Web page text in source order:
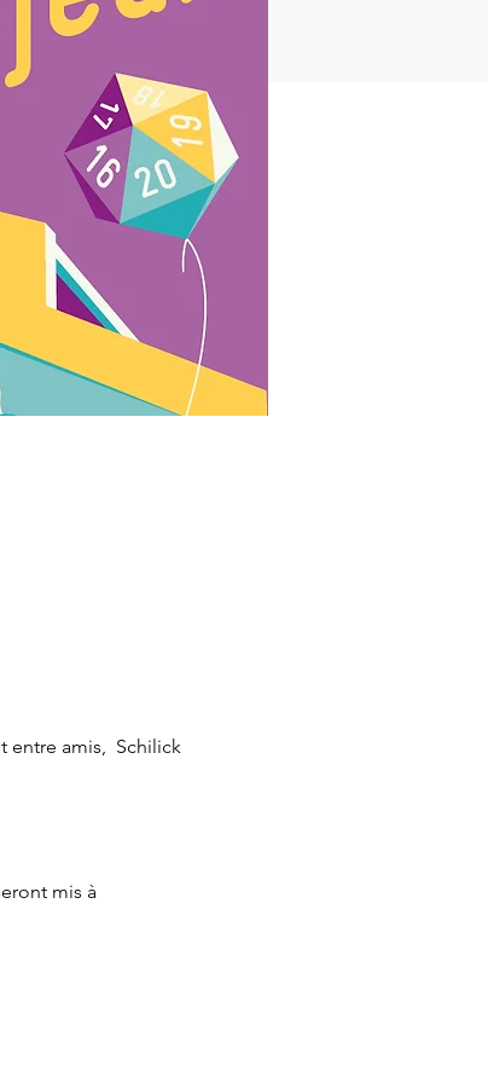
amis,  Schilick
mis à